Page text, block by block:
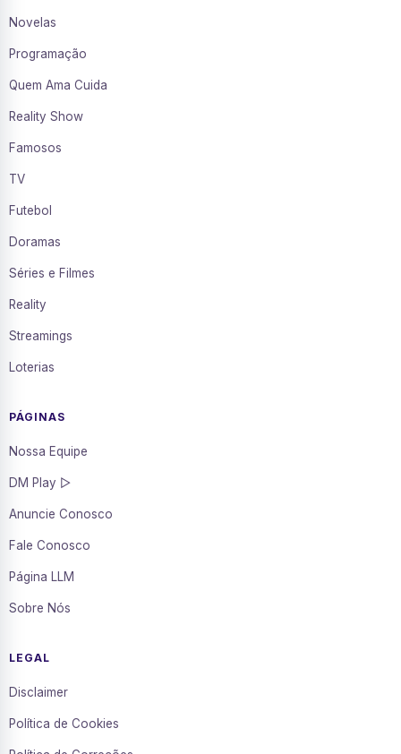
Novelas
Programação
Quem Ama Cuida
Reality Show
Famosos
TV
Futebol
Doramas
Séries e Filmes
Reality
Streamings
Loterias
PÁGINAS
Nossa Equipe
DM Play ▷
Anuncie Conosco
Fale Conosco
Página LLM
Sobre Nós
LEGAL
Disclaimer
Política de Cookies